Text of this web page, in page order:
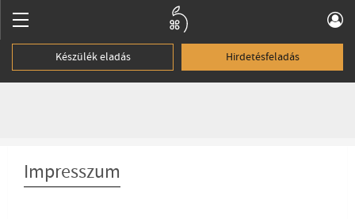
Készülék eladás Hirdetésfeladás
Impresszum